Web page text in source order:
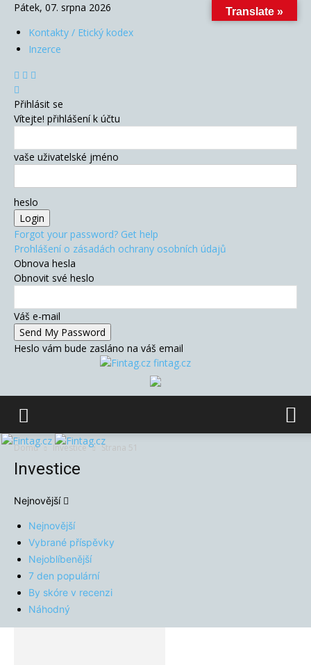
Pátek, 07. srpna 2026
Kontakty / Etický kodex
Inzerce
Přihlásit se
Vítejte! přihlášení k účtu
vaše uživatelské jméno
heslo
Forgot your password? Get help
Prohlášení o zásadách ochrany osobních údajů
Obnova hesla
Obnovit své heslo
Váš e-mail
Heslo vám bude zasláno na váš email
fintag.cz
Domů Investice Strana 51
Investice
Nejnovější
Nejnovější
Vybrané příspěvky
Nejoblíbenější
7 den populární
By skóre v recenzi
Náhodný
Translate »